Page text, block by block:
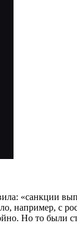
«санкции
например, с
Но то были